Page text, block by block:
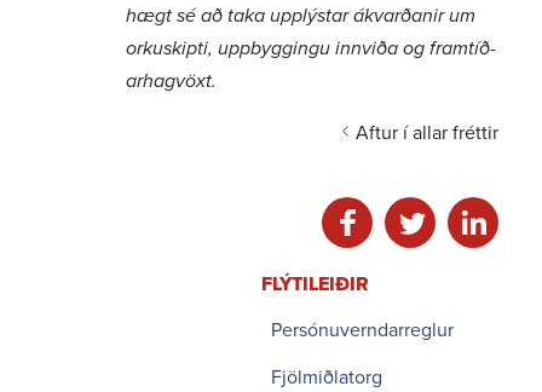
hægt sé að taka upplýstar ákvarð­anir um
orku­skipti, uppbygg­ingu innviða og fram­tíð­
ar­hag­vöxt.
Aftur í allar fréttir
Deila á facebook
Deila á twitter
Deila á
FLÝTI­LEIÐIR
Persónuverndarreglur
Fjölmiðlatorg